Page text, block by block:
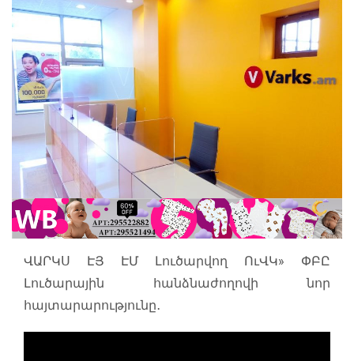
ՎԱՐԿՍ ԷՅ ԷՄ Լուծարվող ՈւՎԿ» ՓԲԸ
Լուծարային հանձնաժողովի նոր
հայտարարությունը․